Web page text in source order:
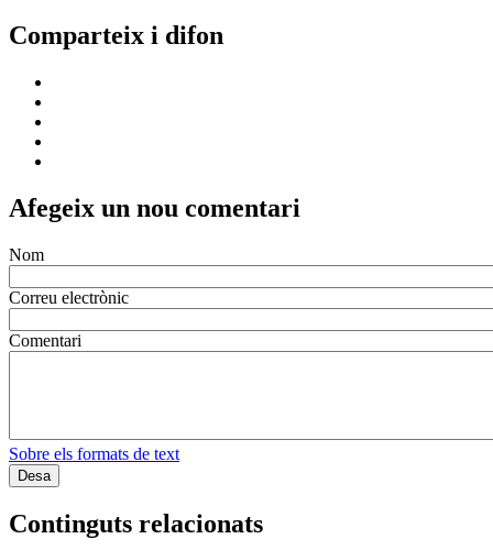
Comparteix i difon
Afegeix un nou comentari
Nom
Correu electrònic
Comentari
Sobre els formats de text
Continguts relacionats